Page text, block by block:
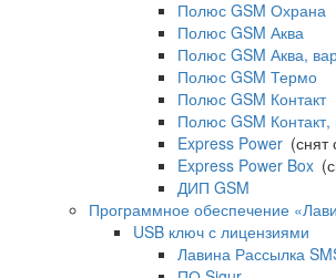
Полюс GSM Охрана
Полюс GSM Аква
Полюс GSM Аква,
Полюс GSM Термо
Полюс GSM Контакт
Полюс GSM Контакт,
Express Power (снят
Express Power Box
ДИП GSM
Программное обеспечение
USB ключ с лицензиями
Лавина Рассылка